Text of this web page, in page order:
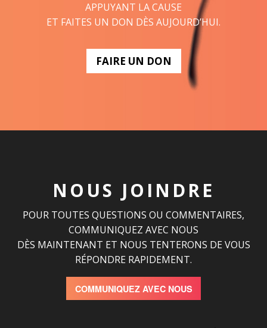
APPUYANT LA CAUSE
ET FAITES UN DON DÈS AUJOURD’HUI.
FAIRE UN DON
NOUS JOINDRE
POUR TOUTES QUESTIONS OU COMMENTAIRES,
COMMUNIQUEZ AVEC NOUS
DÈS MAINTENANT ET NOUS TENTERONS DE VOUS
RÉPONDRE RAPIDEMENT.
COMMUNIQUEZ AVEC NOUS